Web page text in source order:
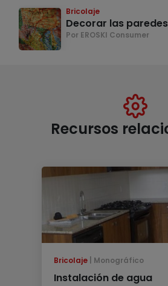
Bricolaje
Decorar las
Por EROSKI Consumer
Recursos
Bricolaje Monográfico
Instalación de agua